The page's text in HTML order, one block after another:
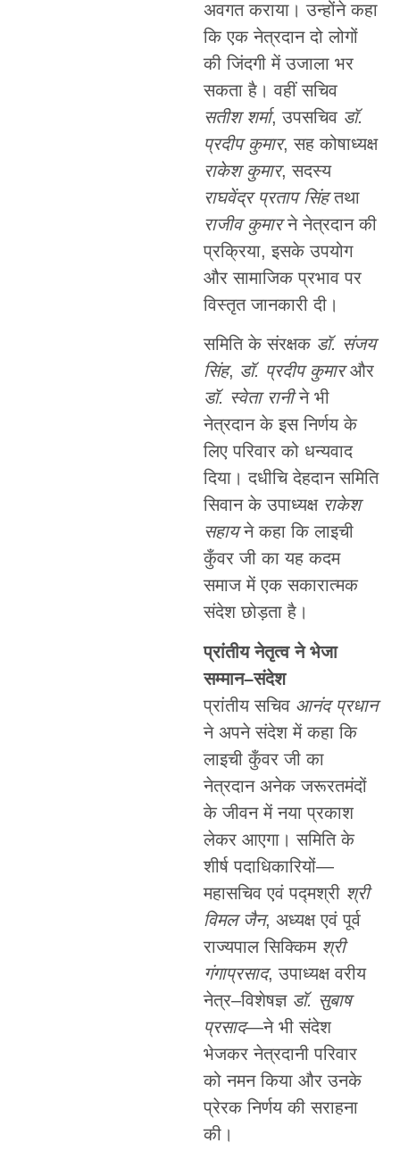
अवगत कराया। उन्होंने कहा
कि एक नेत्रदान दो लोगों
की जिंदगी में उजाला भर
सकता है। वहीं सचिव
सतीश शर्मा, उपसचिव डॉ.
प्रदीप कुमार, सह कोषाध्यक्ष
राकेश कुमार, सदस्य
राघवेंद्र प्रताप सिंहतथा
राजीव कुमारने नेत्रदान की
प्रक्रिया, इसके उपयोग
और सामाजिक प्रभाव पर
विस्तृत जानकारी दी।
समिति के संरक्षक डॉ. संजय
सिंह, डॉ. प्रदीप कुमारऔर
डॉ. स्वेता रानीने भी
नेत्रदान के इस निर्णय के
लिए परिवार को धन्यवाद
दिया। दधीचि देहदान समिति
सिवान के उपाध्यक्ष राकेश
सहायने कहा कि लाइची
कुँवर जी का यह कदम
समाज में एक सकारात्मक
संदेश छोड़ता है।
प्रांतीय नेतृत्व ने भेजा
सम्मान–संदेश
प्रांतीय सचिव आनंद प्रधान
ने अपने संदेश में कहा कि
लाइची कुँवर जी का
नेत्रदान अनेक जरूरतमंदों
के जीवन में नया प्रकाश
लेकर आएगा। समिति के
शीर्ष पदाधिकारियों—
महासचिव एवं पद्मश्री श्री
विमल जैन, अध्यक्ष एवं पूर्व
राज्यपाल सिक्किम श्री
गंगाप्रसाद, उपाध्यक्ष वरीय
नेत्र–विशेषज्ञ डॉ. सुबाष
प्रसाद—ने भी संदेश
भेजकर नेत्रदानी परिवार
को नमन किया और उनके
प्रेरक निर्णय की सराहना
की।